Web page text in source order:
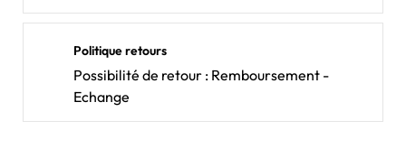
Politique retours
Possibilité de retour : Remboursement -
Echange